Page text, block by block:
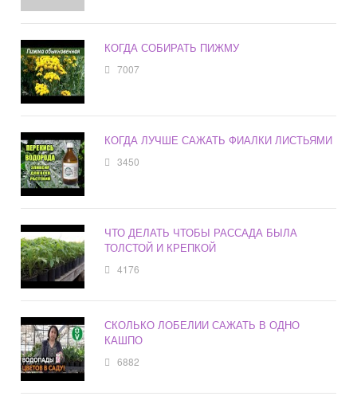
КОГДА СОБИРАТЬ ПИЖМУ
7007
КОГДА ЛУЧШЕ САЖАТЬ ФИАЛКИ ЛИСТЬЯМИ
3450
ЧТО ДЕЛАТЬ ЧТОБЫ РАССАДА БЫЛА
ТОЛСТОЙ И КРЕПКОЙ
4176
СКОЛЬКО ЛОБЕЛИИ САЖАТЬ В ОДНО
КАШПО
6882